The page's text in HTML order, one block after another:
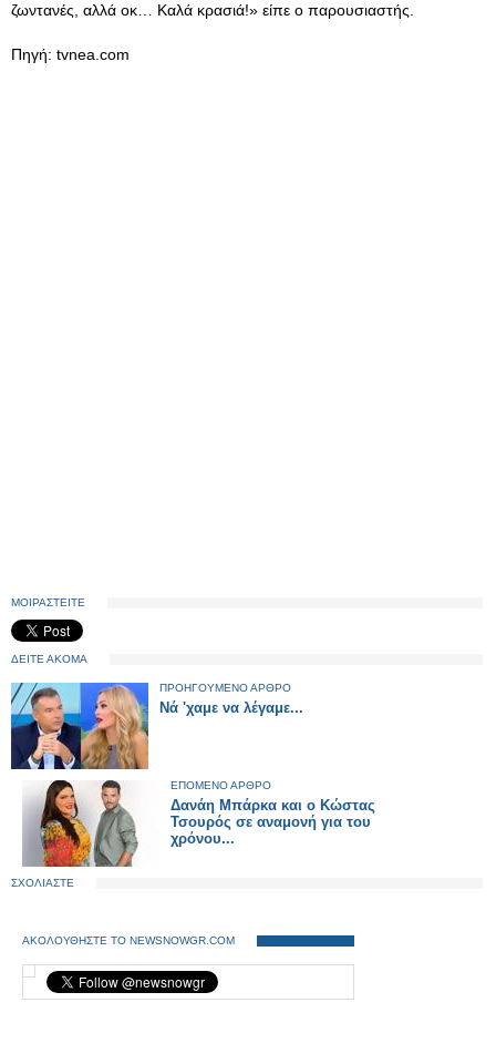
ζωντανές, αλλά οκ… Καλά κρασιά!» είπε ο παρουσιαστής.
Πηγή: tvnea.com
ΜΟΙΡΑΣΤΕΙΤΕ
ΔΕΙΤΕ ΑΚΟΜΑ
ΠΡΟΗΓΟΥΜΕΝΟ ΑΡΘΡΟ
Νά 'χαμε να λέγαμε...
ΕΠΟΜΕΝΟ ΑΡΘΡΟ
Δανάη Μπάρκα και ο Κώστας
Τσουρός σε αναμονή για του
χρόνου...
ΣΧΟΛΙΑΣΤΕ
ΑΚΟΛΟΥΘΗΣΤΕ ΤΟ NEWSNOWGR.COM